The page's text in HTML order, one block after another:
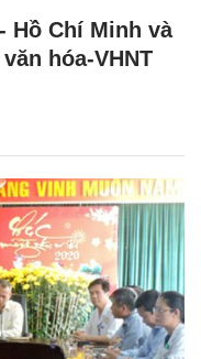
Hồ Chí Minh và
hóa-VHNT